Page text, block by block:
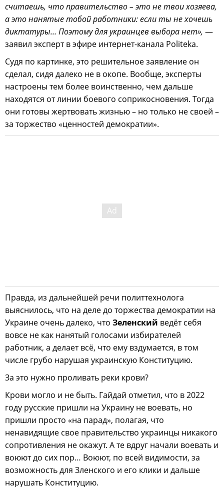
считаешь, что правительство – это не твои хозяева,
а это нанятые тобой работники: если ты не хочешь
диктатуры… Поэтому для украинцев выбора нет», —
заявил эксперт в эфире интернет-канала Politeka.
Судя по картинке, это решительное заявление он
сделал, сидя далеко не в окопе. Вообще, эксперты
настроены тем более воинственно, чем дальше
находятся от линии боевого соприкосновения. Тогда
они готовы жертвовать жизнью – но только не своей –
за торжество «ценностей демократии».
Правда, из дальнейшей речи политтехнолога
выяснилось, что на деле до торжества демократии на
Украине очень далеко, что Зеленский ведёт себя
вовсе не как нанятый голосами избирателей
работник, а делает всё, что ему вздумается, в том
числе грубо нарушая украинскую Конституцию.
За это нужно проливать реки крови?
Крови могло и не быть. Гайдай отметил, что в 2022
году русские пришли на Украину не воевать, но
пришли просто «на парад», полагая, что
ненавидящие свое правительство украинцы никакого
сопротивления не окажут. А те вдруг начали воевать и
воюют до сих пор… Воюют, по всей видимости, за
возможность для Зленского и его клики и дальше
нарушать Конституцию.